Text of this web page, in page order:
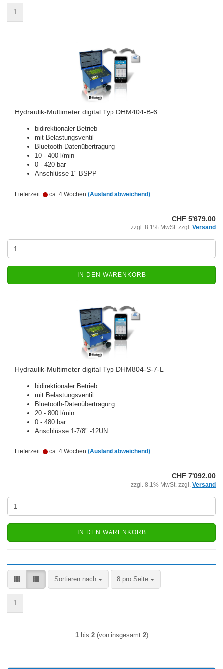
1
Hydraulik-Multimeter digital Typ DHM404-B-6
bidirektionaler Betrieb
mit Belastungsventil
Bluetooth-Datenübertragung
10 - 400 l/min
0 - 420 bar
Anschlüsse 1" BSPP
Lieferzeit: ca. 4 Wochen (Ausland abweichend)
CHF 5'679.00
zzgl. 8.1% MwSt. zzgl. Versand
IN DEN WARENKORB
Hydraulik-Multimeter digital Typ DHM804-S-7-L
bidirektionaler Betrieb
mit Belastungsventil
Bluetooth-Datenübertragung
20 - 800 l/min
0 - 480 bar
Anschlüsse 1-7/8" -12UN
Lieferzeit: ca. 4 Wochen (Ausland abweichend)
CHF 7'092.00
zzgl. 8.1% MwSt. zzgl. Versand
IN DEN WARENKORB
Sortieren nach
Sortieren nach 8 pro Seite
pro Seite
1
1bis 2(von insgesamt 2)